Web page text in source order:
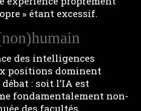
» étant excessif.
des intelligences
positions dominent
: soit l’IA est
fondamentalement non-
des facultés